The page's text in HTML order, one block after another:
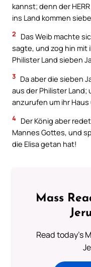
kannst; denn der
ins Land kommen
2
Das Weib machte
sagte, und zog hin mit
Philister Land sieben
3 Da aber die sieben
aus der Philister Land;
anzurufen um ihr Haus
4 Der König aber
Mannes Gottes, und
die Elisa getan hat!
Mass
Read today's